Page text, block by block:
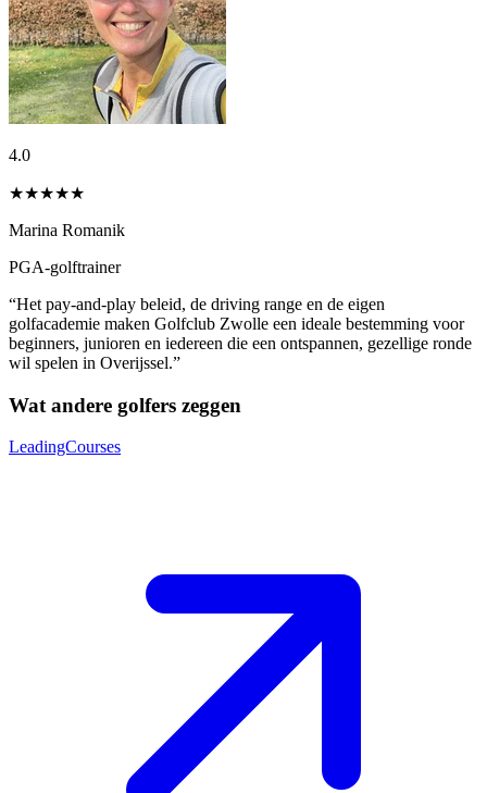
4.0
★★★★★
Marina Romanik
PGA-golftrainer
“Het pay-and-play beleid, de driving range en de eigen
golfacademie maken Golfclub Zwolle een ideale bestemming voor
beginners, junioren en iedereen die een ontspannen, gezellige ronde
wil spelen in Overijssel.”
Wat andere golfers zeggen
LeadingCourses